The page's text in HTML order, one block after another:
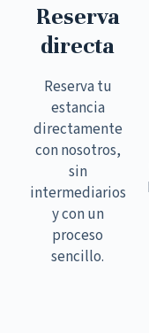
Reserva
directa
Reserva tu
estancia
directamente
con nosotros,
sin
intermediarios
y con un
proceso
sencillo.